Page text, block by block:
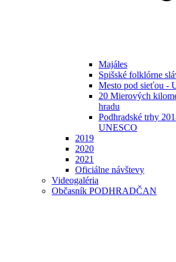
Majáles
Spišské folklórne
Mesto pod sieťou -
20 Mierových
hradu
Podhradské trhy
UNESCO
2019
2020
2021
Oficiálne návštevy
Videogaléria
Občasník PODHRADČAN